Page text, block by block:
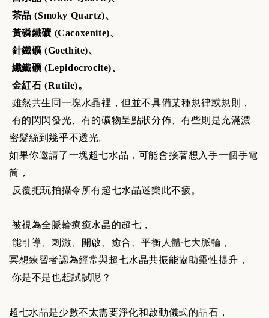
茶晶 (Smoky Quartz)、
黃磷鐵礦 (Cacoxenite)、
針鐵礦 (Goethite)、
纖鐵礦 (Lepidocrocite)、
金紅石 (Rutile)。
雖然共生同一塊水晶裡，但並不具備某種規律或規則，
有的閃閃發光、有的礦物呈點狀分佈、有些則是充滿濃
密髮絲到幾乎不透光。
如果你邀請了一塊超七水晶，可能會接著想入手一個手電
筒，
反覆把玩拍攝令所有超七水晶迷樂此不疲。
被視為全脈輪療癒水晶的超七，
能引導、刺激、開啟、癒合、平衡人體七大脈輪，
冥想練習者認為經常與超七水晶共振能協助靈性提升，
你是不是也想試試呢？
超七水晶是少數不太需要淨化和啟動儀式的晶石，